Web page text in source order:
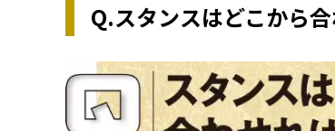
Q.スタンスはどこから